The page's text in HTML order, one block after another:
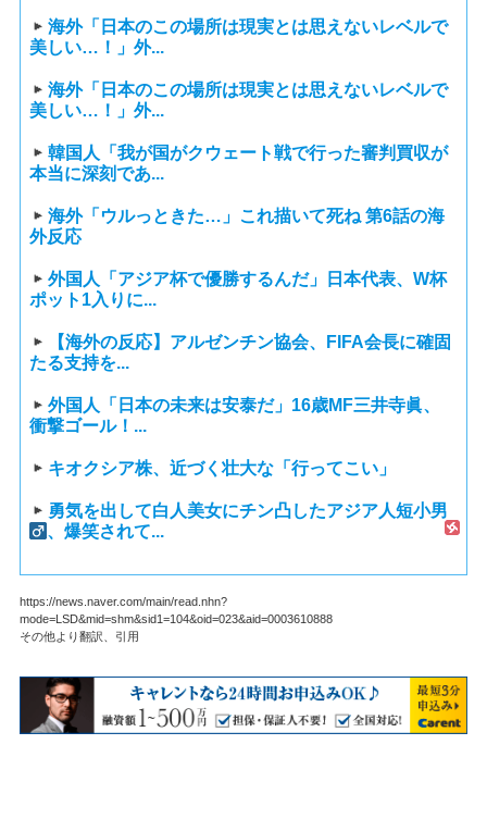
海外「日本のこの場所は現実とは思えないレベルで
美しい…！」外...
海外「日本のこの場所は現実とは思えないレベルで
美しい…！」外...
韓国人「我が国がクウェート戦で行った審判買収が
本当に深刻であ...
海外「ウルっときた…」これ描いて死ね 第6話の海
外反応
外国人「アジア杯で優勝するんだ」日本代表、W杯
ポット1入りに...
【海外の反応】アルゼンチン協会、FIFA会長に確固
たる支持を...
外国人「日本の未来は安泰だ」16歳MF三井寺眞、
衝撃ゴール！...
キオクシア株、近づく壮大な「行ってこい」
勇気を出して白人美女にチン凸したアジア人短小男
、爆笑されて...
https://news.naver.com/main/read.nhn?
mode=LSD&mid=shm&sid1=104&oid=023&aid=0003610888
その他より翻訳、引用